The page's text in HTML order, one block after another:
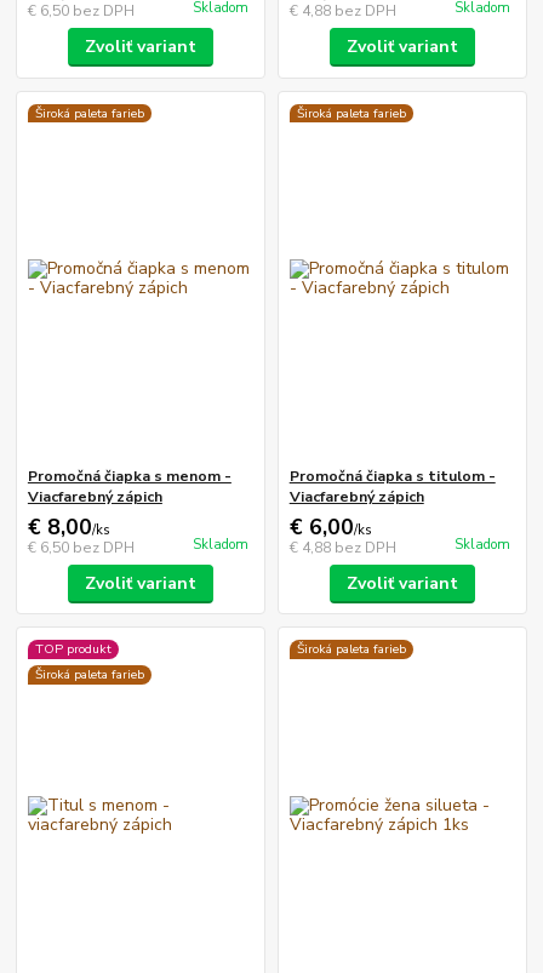
€ 6,50 bez DPH Skladom
Zvoliť variant
€ 4,88 bez DPH Skladom
Zvoliť variant
Široká paleta farieb
Promočná čiapka s menom -
Viacfarebný zápich
€ 8,00/ks
€ 6,50 bez DPH Skladom
Zvoliť variant
Široká paleta farieb
Promočná čiapka s titulom -
Viacfarebný zápich
€ 6,00/ks
€ 4,88 bez DPH Skladom
Zvoliť variant
TOP produkt
Široká paleta farieb
Široká paleta farieb